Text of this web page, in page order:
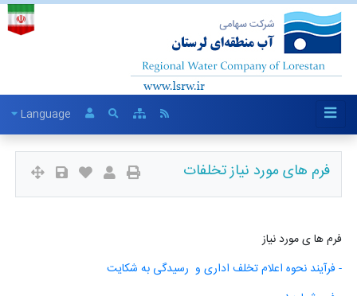
Language
فرم های مورد نیاز تخلفات
فرم ها ی مورد نیاز
- فرآیند نحوه اعلام تخلف اداری و رسیدگی به شکایت